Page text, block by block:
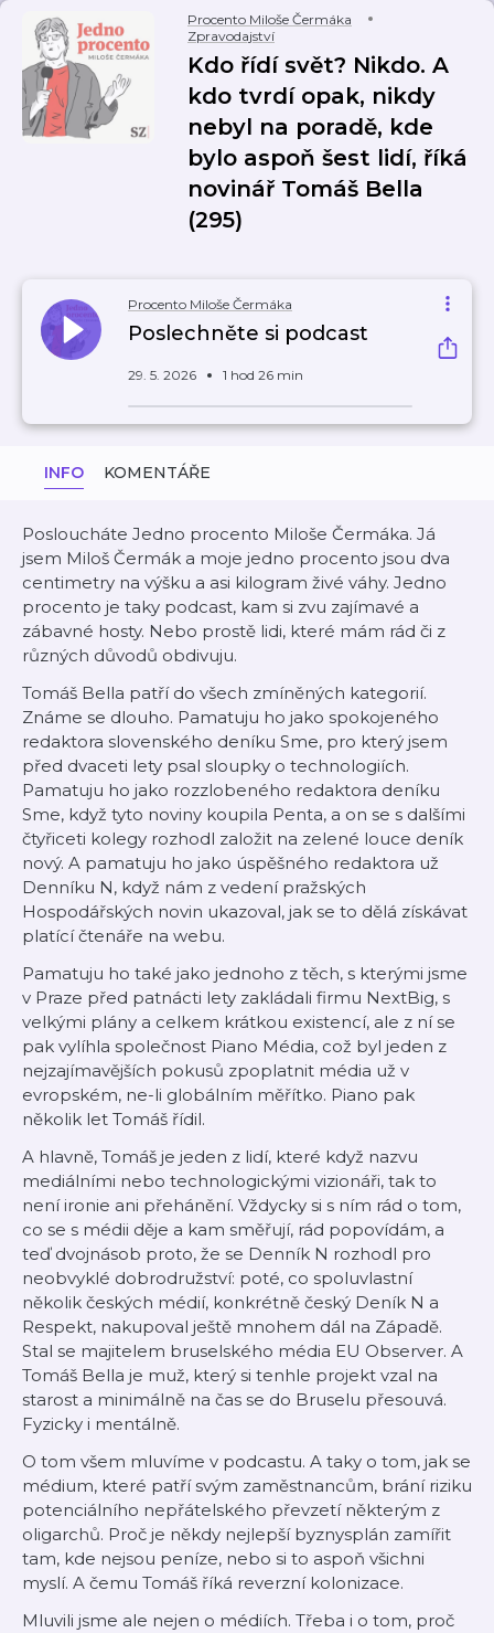
Procento Miloše Čermáka
Zpravodajství
Kdo řídí svět? Nikdo. A
kdo tvrdí opak, nikdy
nebyl na poradě, kde
bylo aspoň šest lidí, říká
novinář Tomáš Bella
(295)
Procento Miloše Čermáka
Poslechněte si podcast
29. 5. 2026 1 hod 26 min
INFO KOMENTÁŘE
Posloucháte Jedno procento Miloše Čermáka. Já
jsem Miloš Čermák a moje jedno procento jsou dva
centimetry na výšku a asi kilogram živé váhy. Jedno
procento je taky podcast, kam si zvu zajímavé a
zábavné hosty. Nebo prostě lidi, které mám rád či z
různých důvodů obdivuju.
Tomáš Bella patří do všech zmíněných kategorií.
Známe se dlouho. Pamatuju ho jako spokojeného
redaktora slovenského deníku Sme, pro který jsem
před dvaceti lety psal sloupky o technologiích.
Pamatuju ho jako rozzlobeného redaktora deníku
Sme, když tyto noviny koupila Penta, a on se s dalšími
čtyřiceti kolegy rozhodl založit na zelené louce deník
nový. A pamatuju ho jako úspěšného redaktora už
Denníku N, když nám z vedení pražských
Hospodářských novin ukazoval, jak se to dělá získávat
platící čtenáře na webu.
Pamatuju ho také jako jednoho z těch, s kterými jsme
v Praze před patnácti lety zakládali firmu NextBig, s
velkými plány a celkem krátkou existencí, ale z ní se
pak vylíhla společnost Piano Média, což byl jeden z
nejzajímavějších pokusů zpoplatnit média už v
evropském, ne-li globálním měřítko. Piano pak
několik let Tomáš řídil.
A hlavně, Tomáš je jeden z lidí, které když nazvu
mediálními nebo technologickými vizionáři, tak to
není ironie ani přehánění. Vždycky si s ním rád o tom,
co se s médii děje a kam směřují, rád popovídám, a
teď dvojnásob proto, že se Denník N rozhodl pro
neobvyklé dobrodružství: poté, co spoluvlastní
několik českých médií, konkrétně český Deník N a
Respekt, nakupoval ještě mnohem dál na Západě.
Stal se majitelem bruselského média EU Observer. A
Tomáš Bella je muž, který si tenhle projekt vzal na
starost a minimálně na čas se do Bruselu přesouvá.
Fyzicky i mentálně.
O tom všem mluvíme v podcastu. A taky o tom, jak se
médium, které patří svým zaměstnancům, brání riziku
potenciálního nepřátelského převzetí některým z
oligarchů. Proč je někdy nejlepší byznysplán zamířit
tam, kde nejsou peníze, nebo si to aspoň všichni
myslí. A čemu Tomáš říká reverzní kolonizace.
Mluvili jsme ale nejen o médiích. Třeba i o tom, proč